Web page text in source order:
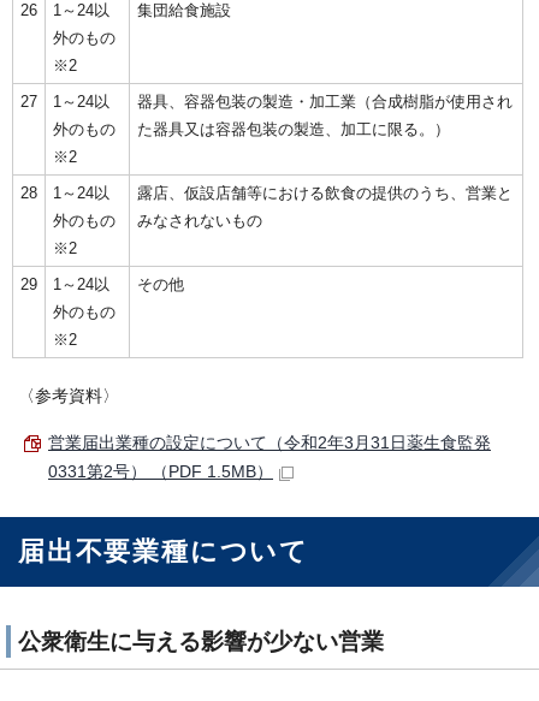
26
1～24以
外のもの
※2
集団給食施設
27
1～24以
外のもの
※2
器具、容器包装の製造・加工業（合成樹脂が使用され
た器具又は容器包装の製造、加工に限る。）
28
1～24以
外のもの
※2
露店、仮設店舗等における飲食の提供のうち、営業と
みなされないもの
29
1～24以
外のもの
※2
その他
〈参考資料〉
営業届出業種の設定について（令和2年3月31日薬生食監発
0331第2号） （PDF 1.5MB）
届出不要業種について
公衆衛生に与える影響が少ない営業